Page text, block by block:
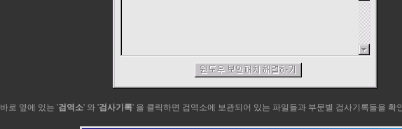
바로 옆에 있는 '검역소' 와 '검사기록' 을 클릭하면 검역소에 보관되어 있는 파일들과 부문별 검사기록들을 확